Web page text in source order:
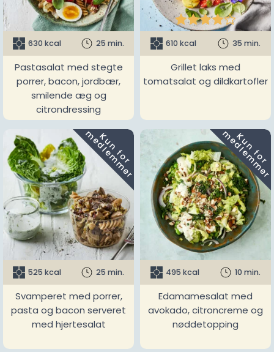
630 kcal 25 min.
Pastasalat med stegte
porrer, bacon, jordbær,
smilende æg og
citrondressing

610 kcal 35 min.
Grillet laks med
tomatsalat og dildkartofler
K
u
n
f
o
r
m
e
d
l
e
m
m
e
r
525 kcal 25 min.
Svamperet med porrer,
pasta og bacon serveret
med hjertesalat
K
u
n
f
o
r
m
e
d
l
e
m
m
e
r
495 kcal 10 min.
Edamamesalat med
avokado, citroncreme og
nøddetopping